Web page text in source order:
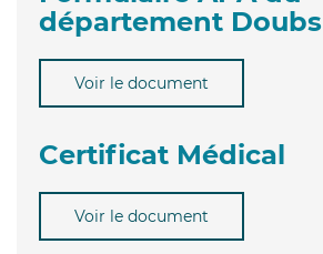
département Doubs
Voir le document
Certificat Médical
Voir le document